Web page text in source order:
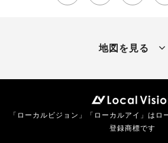
地図を見る
「ローカルビジョン」「ローカルアイ」はロ
登録商標です